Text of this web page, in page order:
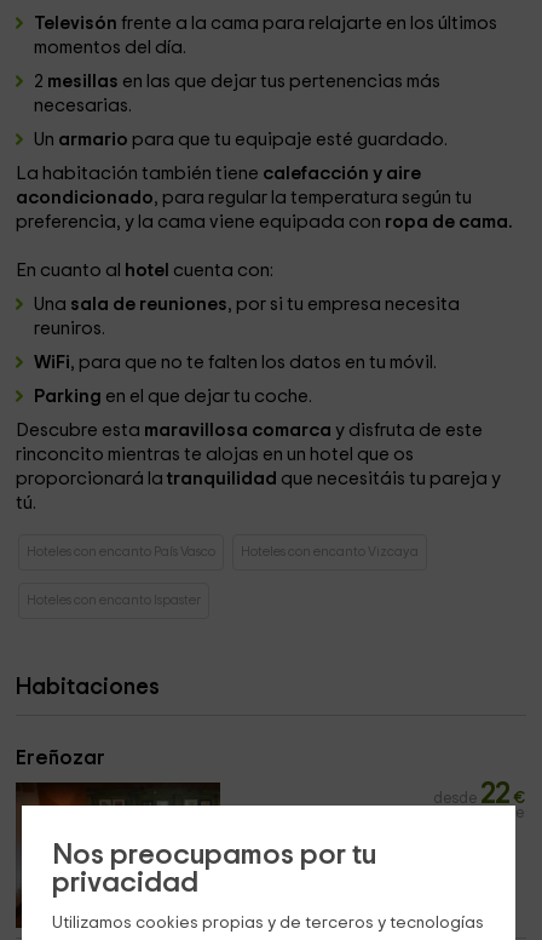
Nos preocupamos por tu
privacidad
Utilizamos cookies propias y de terceros y tecnologías
Televisónfrente a la cama para relajarte en los últimos
momentos del día.
2 mesillas en las que dejar tus pertenencias más
necesarias.
Un armario para que tu equipaje esté guardado.
La habitación también tiene calefacción y aire
acondicionado, para regular la temperatura según tu
preferencia, y la cama viene equipada con ropa de cama.
En cuanto al hotel cuenta con:
Una sala de reuniones, por si tu empresa necesita
reuniros.
WiFi, para que no te falten los datos en tu móvil.
Parking en el que dejar tu coche.
Descubre esta maravillosa comarcay disfruta de este
rinconcito mientras te alojas en un hotel que os
proporcionará latranquilidad que necesitáis tu pareja y
tú.
Hoteles con encanto País Vasco Hoteles con encanto Vizcaya
Hoteles con encanto Ispaster
Habitaciones
Ereñozar
desde 22 €
persona y noche
Máximo 2 huéspedes